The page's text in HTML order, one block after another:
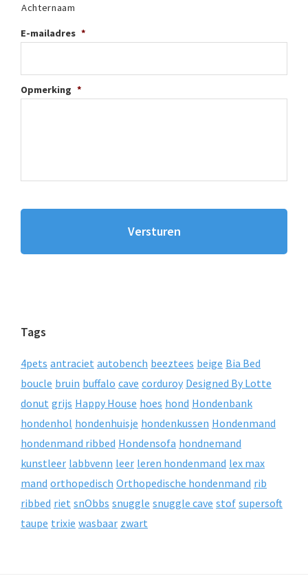
Achternaam
E-mailadres *
Opmerking *
Tags
4pets antraciet autobench beeztees beige Bia Bed
boucle bruin buffalo cave corduroy Designed By Lotte
donut grijs Happy House hoes hond Hondenbank
hondenhol hondenhuisje hondenkussen Hondenmand
hondenmand ribbed Hondensofa hondnemand
kunstleer labbvenn leer leren hondenmand lex max
mand orthopedisch Orthopedische hondenmand rib
ribbed riet snObbs snuggle snuggle cave stof supersoft
taupe trixie wasbaar zwart